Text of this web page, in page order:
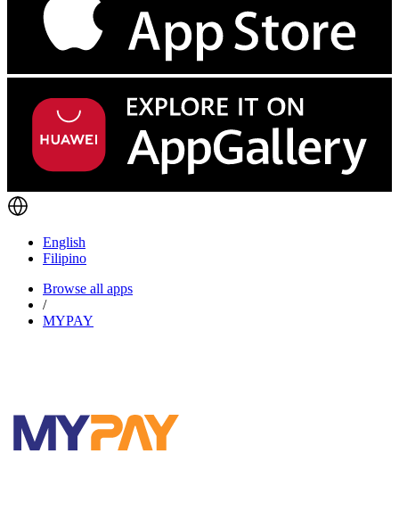
English
Filipino
Browse all apps
/
MYPAY